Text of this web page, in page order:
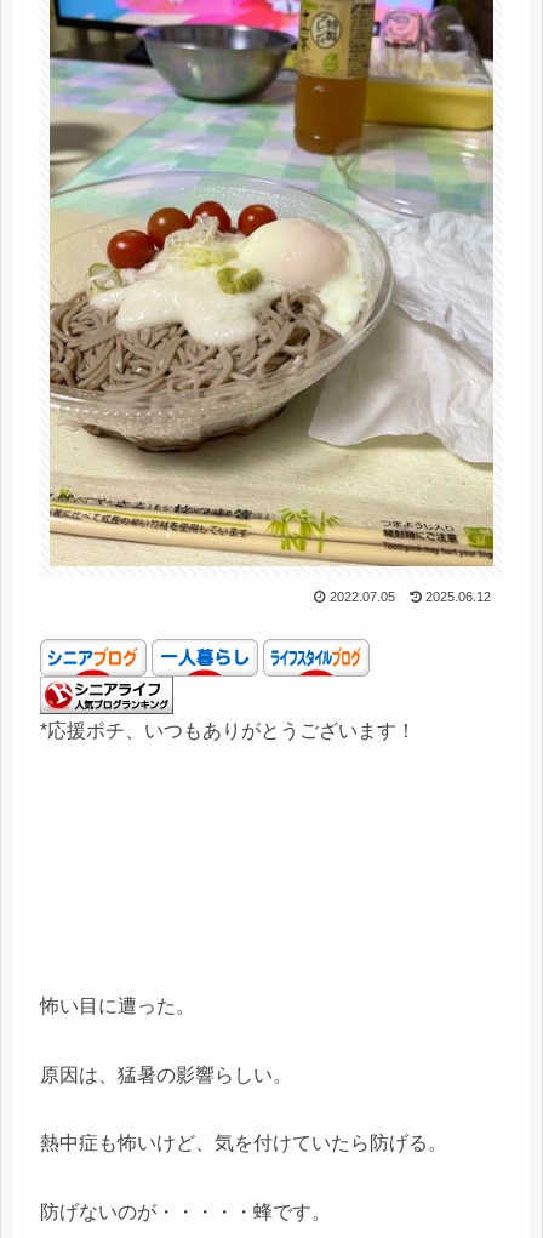
2022.07.05 2025.06.12
*応援ポチ、いつもありがとうございます！
怖い目に遭った。
原因は、猛暑の影響らしい。
熱中症も怖いけど、気を付けていたら防げる。
防げないのが・・・・・蜂です。